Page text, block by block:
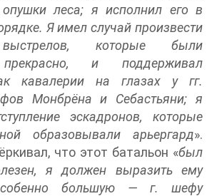
леса; я исполнил его в
Я имел случай произвести
которые были
и поддерживал
кавалерии на глазах у гг.
Монбрёна и Себастьяни; я
эскадронов, которые
образовывали арьергард».
что этот батальон «был
я должен выразить ему
большую — г. шефу